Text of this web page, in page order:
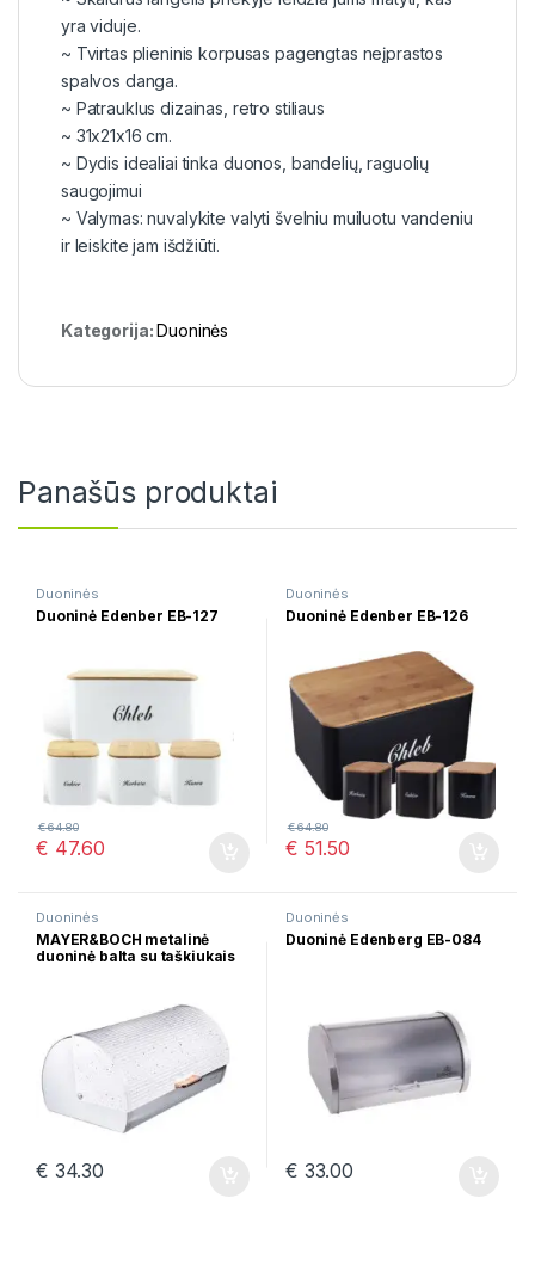
yra viduje.
~ Tvirtas plieninis korpusas pagengtas neįprastos
spalvos danga.
~ Patrauklus dizainas, retro stiliaus
~ 31x21x16 cm.
~ Dydis idealiai tinka duonos, bandelių, raguolių
saugojimui
~ Valymas: nuvalykite valyti švelniu muiluotu vandeniu
ir leiskite jam išdžiūti.
Kategorija:Duoninės
Panašūs produktai
Duoninės
Duoninė Edenber EB-127
€ 47.60
€64.80
Duoninės
Duoninė Edenber EB-126
€ 51.50
€64.80
Duoninės
MAYER&BOCH metalinė
duoninė balta su taškiukais
€ 34.30
Duoninės
Duoninė Edenberg EB-084
€ 33.00